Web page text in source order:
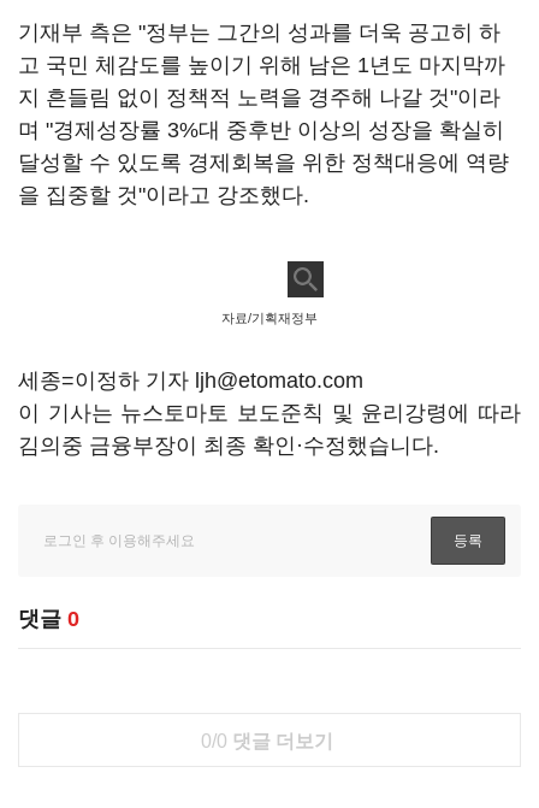
기재부 측은 "정부는 그간의 성과를 더욱 공고히 하
고 국민 체감도를 높이기 위해 남은 1년도 마지막까
지 흔들림 없이 정책적 노력을 경주해 나갈 것"이라
며 "경제성장률 3%대 중후반 이상의 성장을 확실히
달성할 수 있도록 경제회복을 위한 정책대응에 역량
을 집중할 것"이라고 강조했다.
자료/기획재정부
세종=이정하 기자 ljh@etomato.com
이 기사는 뉴스토마토 보도준칙 및 윤리강령에 따라
김의중 금융부장이 최종 확인·수정했습니다.
댓글 0
0/0 댓글 더보기